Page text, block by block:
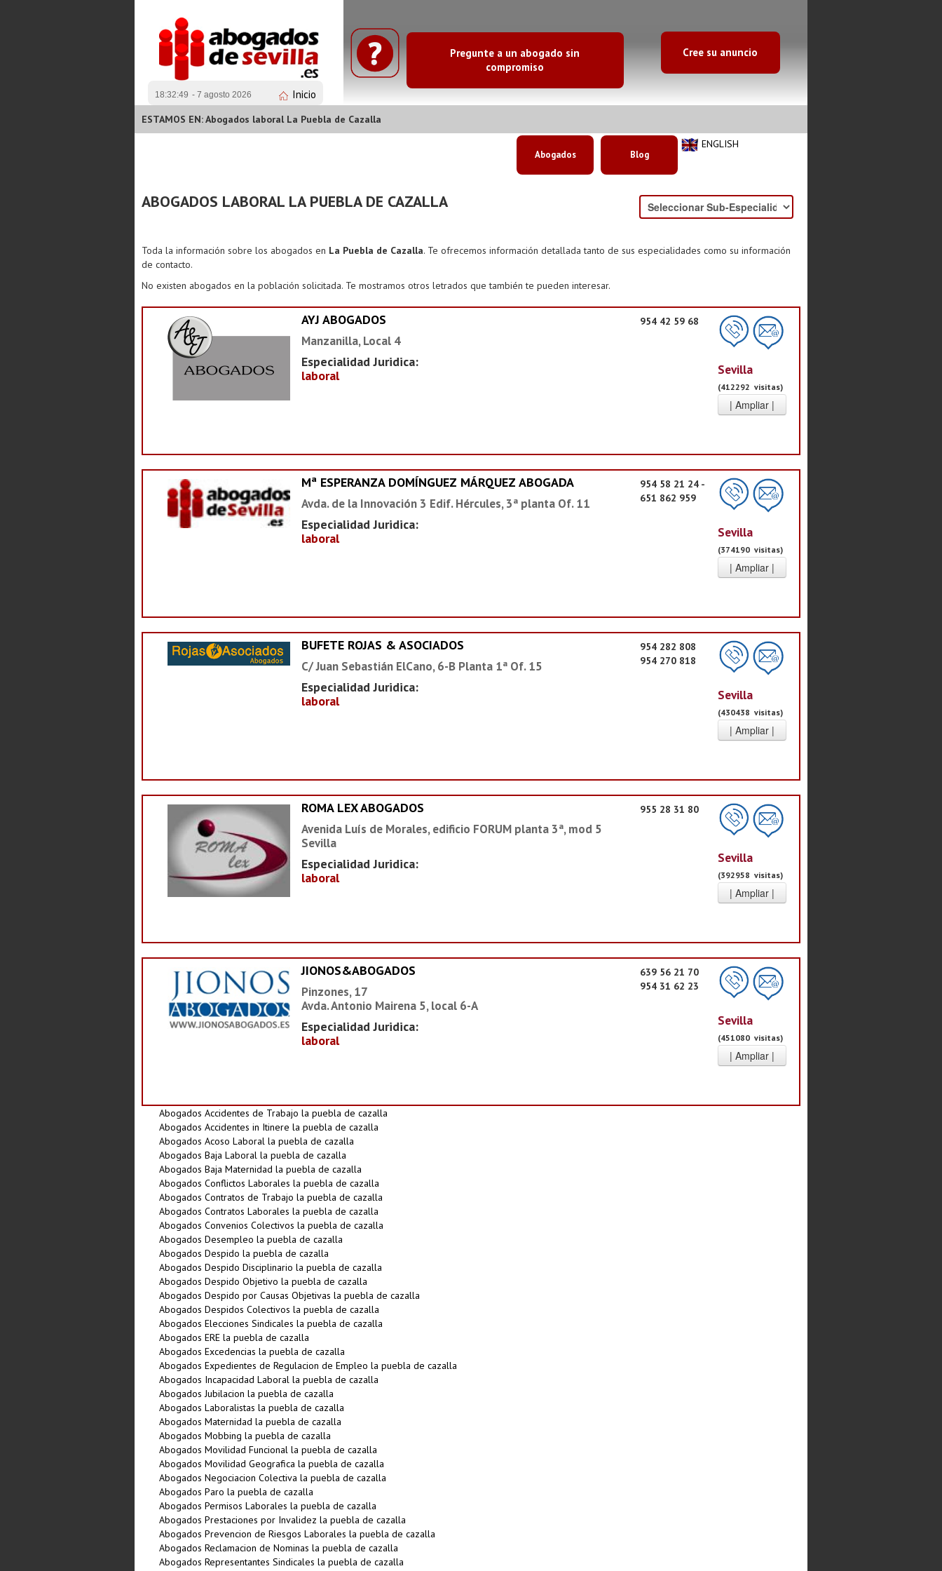
18:32:49 - 7 agosto 2026 Inicio
Pregunte a un abogado sin
compromiso
Cree su anuncio
ESTAMOS EN: Abogados laboral La Puebla de Cazalla
ENGLISH
Abogados Blog
ABOGADOS LABORAL LA PUEBLA DE CAZALLA
Toda la información sobre los abogados en La Puebla de Cazalla. Te ofrecemos información detallada tanto de sus especialidades como su información
de contacto.
No existen abogados en la población solicitada. Te mostramos otros letrados que también te pueden interesar.
AYJ ABOGADOS
Manzanilla, Local 4
Especialidad Juridica:
laboral
954 42 59 68
Sevilla
(412292 visitas)
Mª ESPERANZA DOMÍNGUEZ MÁRQUEZ ABOGADA
Avda. de la Innovación 3 Edif. Hércules, 3ª planta Of. 11
Especialidad Juridica:
laboral
954 58 21 24 -
651 862 959
Sevilla
(374190 visitas)
BUFETE ROJAS & ASOCIADOS
C/ Juan Sebastián ElCano, 6-B Planta 1ª Of. 15
Especialidad Juridica:
laboral
954 282 808
954 270 818
Sevilla
(430438 visitas)
ROMA LEX ABOGADOS
Avenida Luís de Morales, edificio FORUM planta 3ª, mod 5
Sevilla
Especialidad Juridica:
laboral
955 28 31 80
Sevilla
(392958 visitas)
JIONOS&ABOGADOS
Pinzones, 17
Avda. Antonio Mairena 5, local 6-A
Especialidad Juridica:
laboral
639 56 21 70
954 31 62 23
Sevilla
(451080 visitas)
Abogados Accidentes de Trabajo la puebla de cazalla
Abogados Accidentes in Itinere la puebla de cazalla
Abogados Acoso Laboral la puebla de cazalla
Abogados Baja Laboral la puebla de cazalla
Abogados Baja Maternidad la puebla de cazalla
Abogados Conflictos Laborales la puebla de cazalla
Abogados Contratos de Trabajo la puebla de cazalla
Abogados Contratos Laborales la puebla de cazalla
Abogados Convenios Colectivos la puebla de cazalla
Abogados Desempleo la puebla de cazalla
Abogados Despido la puebla de cazalla
Abogados Despido Disciplinario la puebla de cazalla
Abogados Despido Objetivo la puebla de cazalla
Abogados Despido por Causas Objetivas la puebla de cazalla
Abogados Despidos Colectivos la puebla de cazalla
Abogados Elecciones Sindicales la puebla de cazalla
Abogados ERE la puebla de cazalla
Abogados Excedencias la puebla de cazalla
Abogados Expedientes de Regulacion de Empleo la puebla de cazalla
Abogados Incapacidad Laboral la puebla de cazalla
Abogados Jubilacion la puebla de cazalla
Abogados Laboralistas la puebla de cazalla
Abogados Maternidad la puebla de cazalla
Abogados Mobbing la puebla de cazalla
Abogados Movilidad Funcional la puebla de cazalla
Abogados Movilidad Geografica la puebla de cazalla
Abogados Negociacion Colectiva la puebla de cazalla
Abogados Paro la puebla de cazalla
Abogados Permisos Laborales la puebla de cazalla
Abogados Prestaciones por Invalidez la puebla de cazalla
Abogados Prevencion de Riesgos Laborales la puebla de cazalla
Abogados Reclamacion de Nominas la puebla de cazalla
Abogados Representantes Sindicales la puebla de cazalla